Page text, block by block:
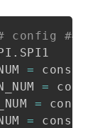
config
. SPI1
= const
=
= const
= const
Copy